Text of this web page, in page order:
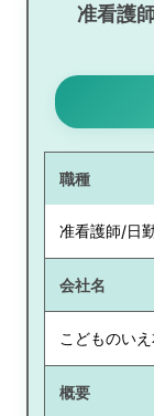
准看護
職種
准看護師/日
会社名
こどものい
概要